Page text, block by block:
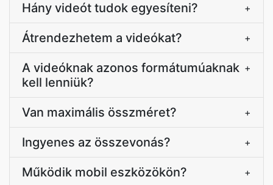
Hány videót tudok egyesíteni? +
Átrendezhetem a videókat? +
A videóknak azonos formátumúaknak
kell lenniük?
+
Van maximális összméret? +
Ingyenes az összevonás? +
Működik mobil eszközökön? +